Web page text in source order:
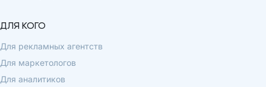
ДЛЯ КОГО
Для рекламных агентств
Для маркетологов
Для аналитиков